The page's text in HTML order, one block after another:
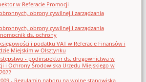
w Referacie Promocji
obrony cywilnej i zarządzania
obrony cywilnej i zarządzania
ds. ochrony
i podatku VAT w Referacie Finansów i
Miejskim w Olsztynku
- podinspektor ds. drogownictwa w
i Ochrony Środowiska Urzędu Miejskiego w
- Regulamin naboru na wolne stanowiska